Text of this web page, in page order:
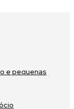
e pequenas